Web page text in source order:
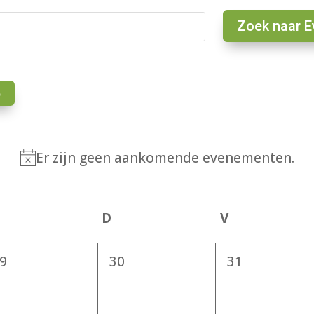
Er zijn geen aankomende evenementen.
Zoek naar
D Vvrijdag
0
30
0
31